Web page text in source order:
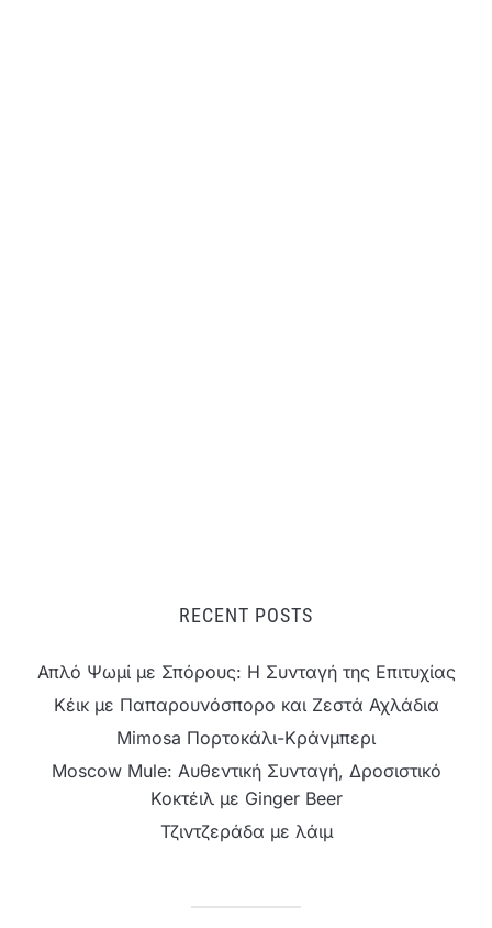
RECENT POSTS
Απλό Ψωμί με Σπόρους: Η Συνταγή της Επιτυχίας
Κέικ με Παπαρουνόσπορο και Ζεστά Αχλάδια
Mimosa Πορτοκάλι-Κράνμπερι
Moscow Mule: Αυθεντική Συνταγή, Δροσιστικό
Κοκτέιλ με Ginger Beer
Τζιντζεράδα με λάιμ